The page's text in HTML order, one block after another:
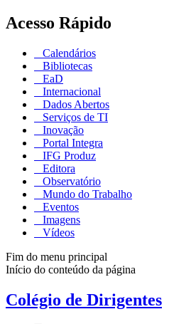
Acesso Rápido
Calendários
Bibliotecas
EaD
Internacional
Dados Abertos
Serviços de TI
Inovação
Portal Integra
IFG Produz
Editora
Observatório
Mundo do Trabalho
Eventos
Imagens
Vídeos
Fim do menu principal
Início do conteúdo da página
Colégio de Dirigentes